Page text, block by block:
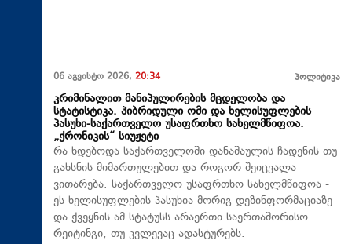
06 აგვისტო 2026, 20:34 პოლიტიკა
კრიმინალით მანიპულირების მცდელობა და
სტატისტიკა. ჰიბრიდული ომი და ხელისუფლების
პასუხი-საქართველო უსაფრთხო სახელმწიფოა.
„ქრონიკის“ სიუჟეტი
რა ხდებოდა საქართველოში დანაშაულის ჩადენის თუ
გახსნის მიმართულებით და როგორ შეიცვალა
ვითარება. საქართველო უსაფრთხო სახელმწიფოა -
ეს ხელისუფლების პასუხია მორიგ დეზინფორმაციაზე
და ქვეყნის ამ სტატუსს არაერთი საერთაშორისო
რეიტინგი, თუ კვლევაც ადასტურებს.